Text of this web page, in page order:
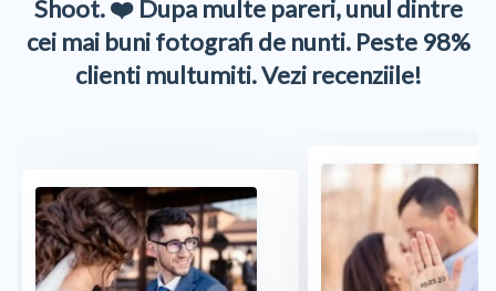
Shoot. ❤️ Dupa multe pareri, unul dintre
cei mai buni fotografi de nunti. Peste 98%
clienti multumiti. Vezi recenziile!